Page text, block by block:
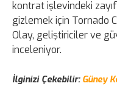
kontrat işlevindeki
gizlemek için Tornado
Olay, geliştiriciler ve
inceleniyor.
İlginizi Çekebilir: Güney